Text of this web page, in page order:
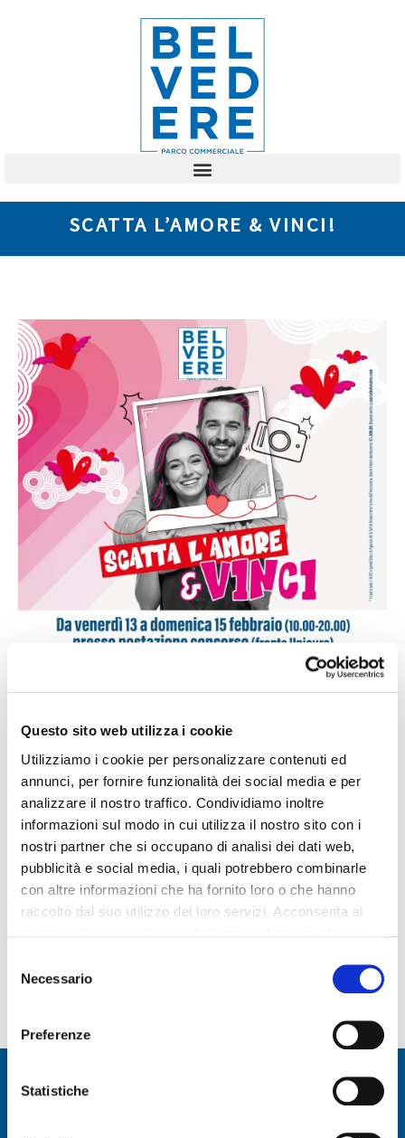
Questo sito web utilizza i cookie
Utilizziamo i cookie per personalizzare contenuti ed
annunci, per fornire funzionalità dei social media e per
analizzare il nostro traffico. Condividiamo inoltre
informazioni sul modo in cui utilizza il nostro sito con i
nostri partner che si occupano di analisi dei dati web,
pubblicità e social media, i quali potrebbero combinarle
con altre informazioni che ha fornito loro o che hanno
raccolto dal suo utilizzo dei loro servizi. Acconsenta ai
We work with
who may receive and
delNecessario
Preferenze
Statistiche
SCATTA L’AMORE & VINCI!
Da venerdì 13 a domenica 15 febbraio (10.00–20.00) ti
aspettiamo presso la postazione concorso fronte Unieuro
per un’iniziativa tutta da vivere!
Hai tre giorni per scattare una foto romantica e… tentare
la fortuna
In palio:
Buoni acquisto da €10
Partecipa, sorridi e lascia che sia l’amore a premiarti!
CONTATTI
EMAIL